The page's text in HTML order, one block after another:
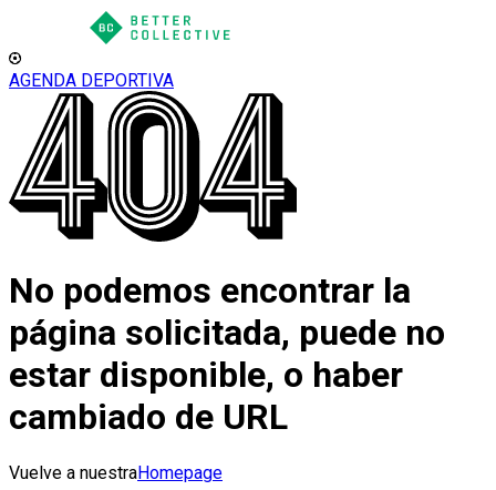
AGENDA DEPORTIVA
No podemos encontrar la
página solicitada, puede no
estar disponible, o haber
cambiado de URL
Vuelve a nuestraHomepage